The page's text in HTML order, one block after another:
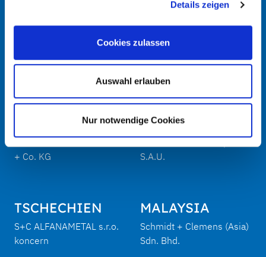
Details zeigen
Cookies zulassen
Auswahl erlauben
Nur notwendige Cookies
Google Maps
DEUTSCHLAND
+ Co. KG
SPANIEN
S.A.U.
TSCHECHIEN
S+C ALFANAMETAL s.r.o.
koncern
MALAYSIA
Schmidt + Clemens (Asia)
Sdn. Bhd.